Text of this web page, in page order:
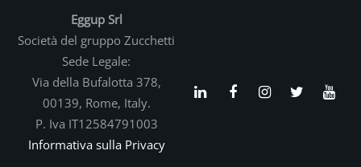
Eggup Srl
Società del gruppo Zucchetti
Sede Legale:
Via della Bufalotta 378,
00139, Rome, Italy.
P. Iva IT12584791003
Informativa sulla Privacy